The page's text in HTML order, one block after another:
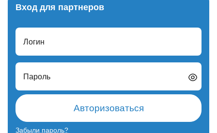
Вход для партнеров
Логин
Пароль
Авторизоваться
Забыли пароль?